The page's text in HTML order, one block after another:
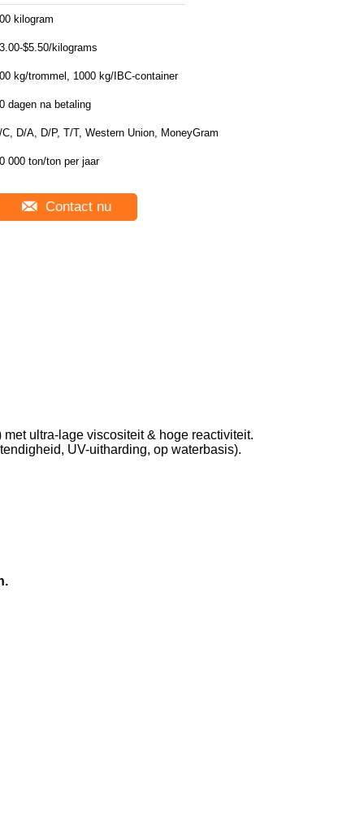
kilogram
$5.50/kilograms
kg/trommel, 1000 kg/IBC-container
dagen na betaling
C, D/A, D/P, T/T, Western Union, MoneyGram
000 ton/ton per jaar
Contact nu
ultra-lage viscositeit & hoge reactiviteit.
UV-uitharding, op waterbasis).